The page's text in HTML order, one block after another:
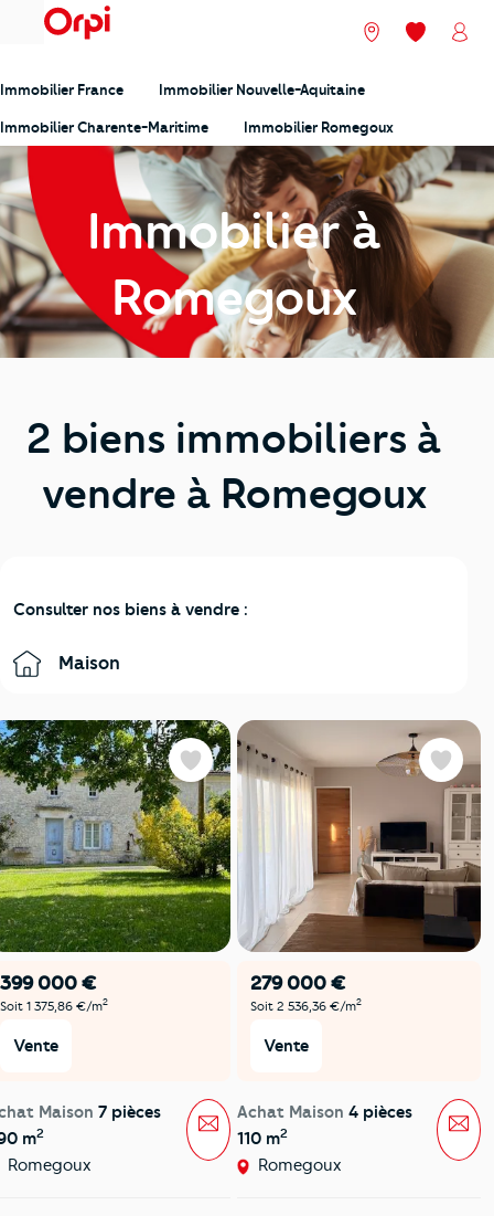
menu Nos agences
Mes
Immobilier France Immobilier Nouvelle-Aquitaine
Immobilier Charente-Maritime Immobilier Romegoux
Immobilier à
Romegoux
2 biens immobiliers à
vendre à Romegoux
Consulter nos biens à vendre :
Maison
399 000 €
Soit 1 375,86 €/m2
Vente
Maison 7 pièces
m2
Romegoux
Favoris
Message
279 000 €
Soit 2 536,36 €/m2
Vente
Achat Maison 4 pièces
110 m2
Romegoux
Favoris